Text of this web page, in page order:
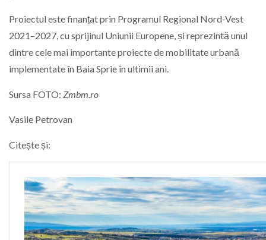
Proiectul este finanțat prin Programul Regional Nord-Vest
2021–2027, cu sprijinul Uniunii Europene, și reprezintă unul
dintre cele mai importante proiecte de mobilitate urbană
implementate în Baia Sprie în ultimii ani.
Sursa FOTO: Zmbm.ro
Vasile Petrovan
Citește și: